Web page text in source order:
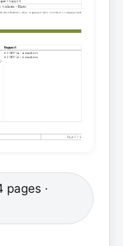
pages ·